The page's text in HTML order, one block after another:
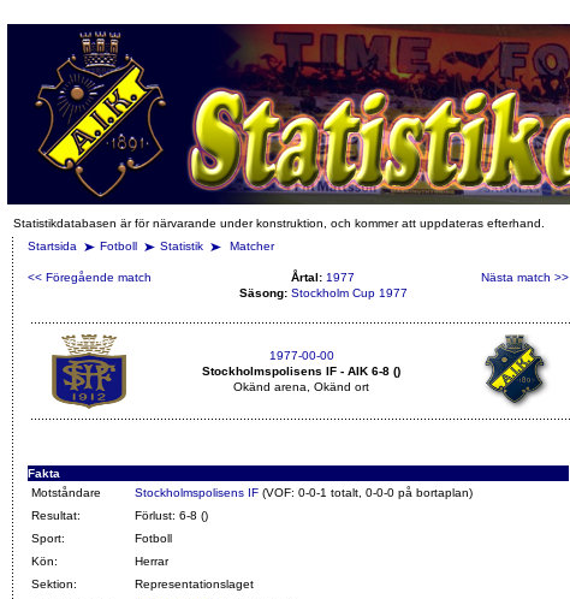
Statistikdatabasen är för närvarande under konstruktion, och kommer att uppdateras efterhand.
Startsida
Fotboll Statistik Matcher
<< Föregående match Årtal: 1977
Nästa match >>
Säsong: Stockholm Cup 1977
1977-00-00
Stockholmspolisens IF - AIK 6-8 ()
Okänd arena, Okänd ort
Fakta
Motståndare
Stockholmspolisens IF (VOF: 0-0-1 totalt, 0-0-0 på bortaplan)
Resultat:
Förlust: 6-8 ()
Sport:
Fotboll
Kön:
Herrar
Sektion:
Representationslaget